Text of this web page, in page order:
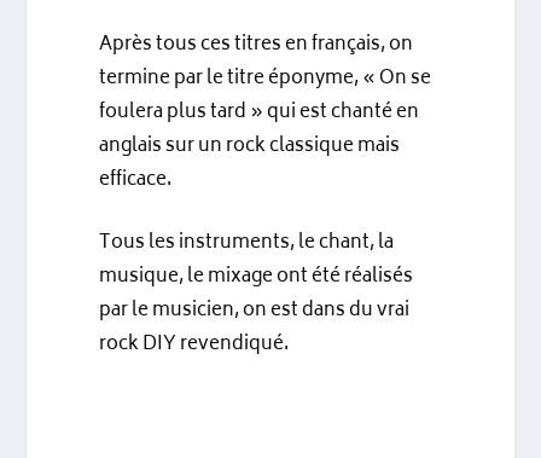
Après tous ces titres en français, on
termine par le titre éponyme, « On se
foulera plus tard » qui est chanté en
anglais sur un rock classique mais
efficace.
Tous les instruments, le chant, la
musique, le mixage ont été réalisés
par le musicien, on est dans du vrai
rock DIY revendiqué.